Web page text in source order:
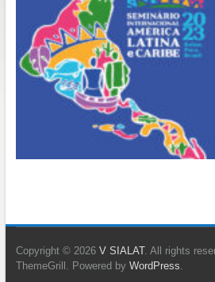
Copyright © 2026 V SIALAT. All rights
ThemeGrill. Powered by WordPress.